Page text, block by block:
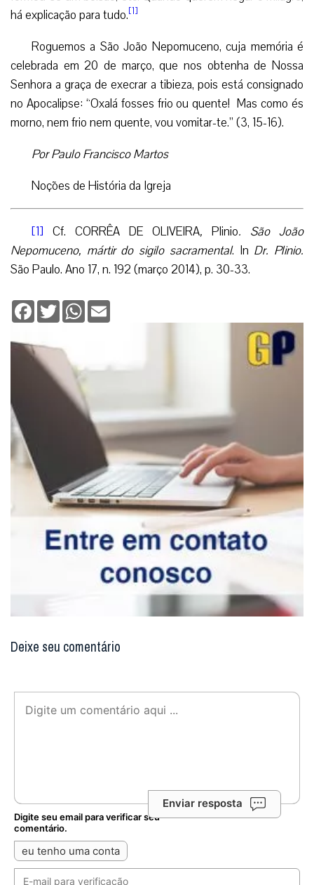
há explicação para tudo.[1]
Roguemos a São João Nepomuceno, cuja memória é
celebrada em 20 de março, que nos obtenha de Nossa
Senhora a graça de execrar a tibieza, pois está consignado
no Apocalipse: “Oxalá fosses frio ou quente! Mas como és
morno, nem frio nem quente, vou vomitar-te.” (3, 15-16).
Por Paulo Francisco Martos
Noções de História da Igreja
[1] Cf. CORRÊA DE OLIVEIRA, Plinio. São João
Nepomuceno, mártir do sigilo sacramental. In Dr. Plinio.
São Paulo. Ano 17, n. 192 (março 2014), p. 30-33.
Facebook
TwitterWhatsApp
Deixe seu comentário
Enviar resposta
Digite seu email para verificar seu
comentário.
eu tenho uma conta